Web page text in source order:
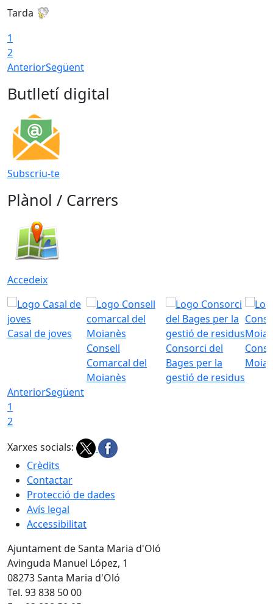
Tarda
1
2
AnteriorSegüent
Butlletí digital
Subscriu-te
Plànol / Carrers
Accedeix
Casal de joves
Consell
Comarcal del
Moianès
Consorci del
Bages per la
gestió de residus
AnteriorSegüent
1
2
Xarxes socials:
Crèdits
Contactar
Protecció de dades
Avís legal
Accessibilitat
Ajuntament de Santa Maria d'Oló
Avinguda Manuel López, 1
08273 Santa Maria d'Oló
Tel. 93 838 50 00